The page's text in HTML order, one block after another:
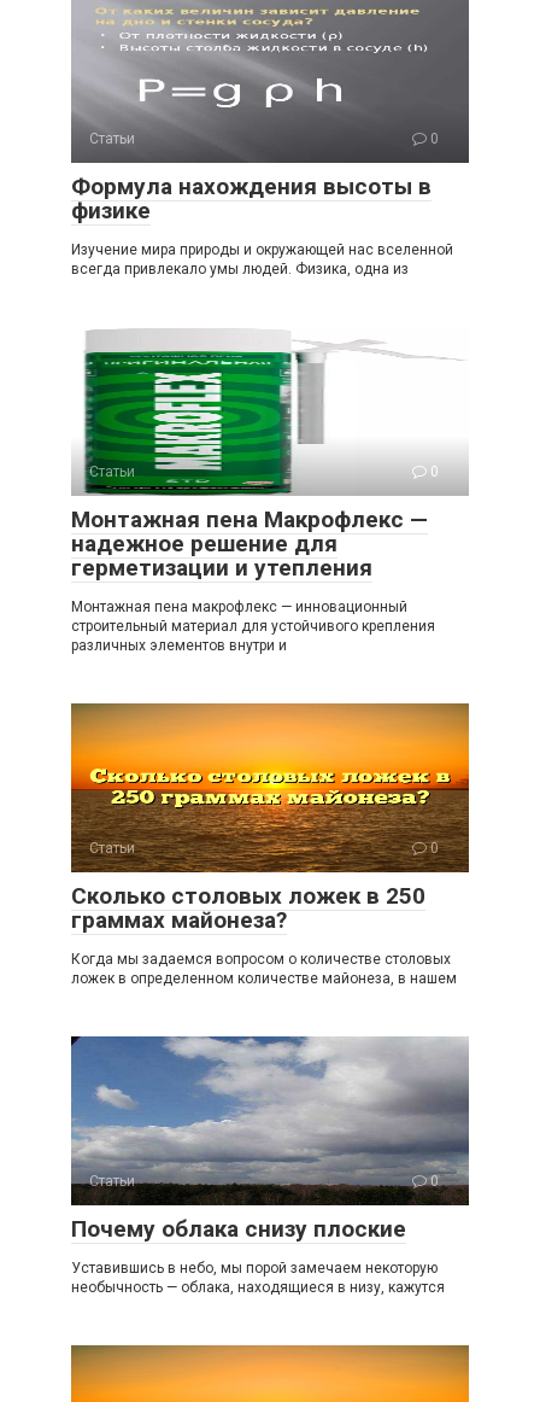
Статьи 0
Формула нахождения высоты в
физике
Изучение мира природы и окружающей нас вселенной
всегда привлекало умы людей. Физика, одна из
Статьи 0
Монтажная пена Макрофлекс —
надежное решение для
герметизации и утепления
Монтажная пена макрофлекс — инновационный
строительный материал для устойчивого крепления
различных элементов внутри и
Статьи 0
Сколько столовых ложек в 250
граммах майонеза?
Когда мы задаемся вопросом о количестве столовых
ложек в определенном количестве майонеза, в нашем
Статьи 0
Почему облака снизу плоские
Уставившись в небо, мы порой замечаем некоторую
необычность — облака, находящиеся в низу, кажутся